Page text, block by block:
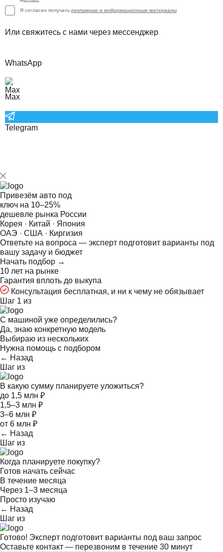
Я согласен получать рекламные и информационные материалы
Или свяжитесь с нами через мессенджер
WhatsApp
Max
Telegram
Привезём авто под
ключ на 10–25%
дешевле рынка России
Корея · Китай · Япония
ОАЭ · США · Киргизия
Ответьте на вопроса — эксперт подготовит варианты под
вашу задачу и бюджет
Начать подбор →
10 лет на рынке
Гарантия вплоть до выкупа
Консультация бесплатная, и ни к чему не обязывает
Шаг 1 из
С машиной уже определились?
Да, знаю конкретную модель
Выбираю из нескольких
Нужна помощь с подбором
← Назад
Шаг из
В какую сумму планируете уложиться?
до 1,5 млн ₽
1,5–3 млн ₽
3–6 млн ₽
от 6 млн ₽
← Назад
Шаг из
Когда планируете покупку?
Готов начать сейчас
В течение месяца
Через 1–3 месяца
Просто изучаю
← Назад
Шаг из
Готово! Эксперт подготовит варианты под ваш запрос
Оставьте контакт — перезвоним в течение 30 минут